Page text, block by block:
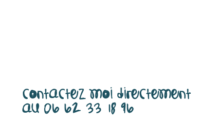
Contactez moi directement
au 06 62 33 18 96